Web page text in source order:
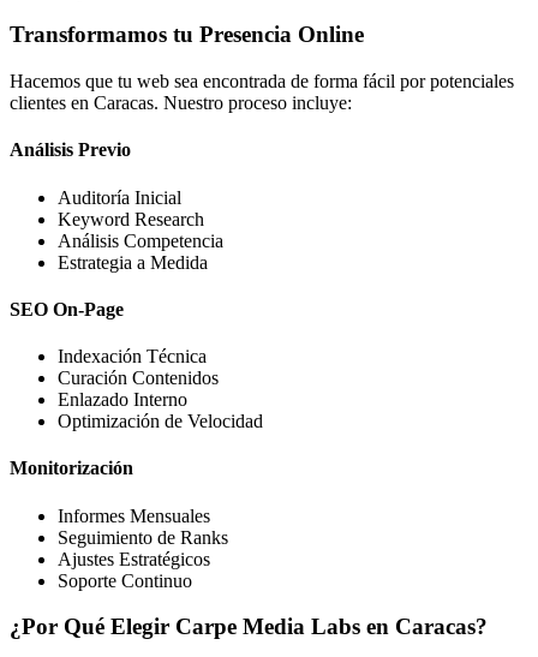
Transformamos tu Presencia Online
Hacemos que tu web sea encontrada de forma fácil por potenciales
clientes en Caracas. Nuestro proceso incluye:
Análisis Previo
Auditoría Inicial
Keyword Research
Análisis Competencia
Estrategia a Medida
SEO On-Page
Indexación Técnica
Curación Contenidos
Enlazado Interno
Optimización de Velocidad
Monitorización
Informes Mensuales
Seguimiento de Ranks
Ajustes Estratégicos
Soporte Continuo
¿Por Qué Elegir Carpe Media Labs en Caracas?